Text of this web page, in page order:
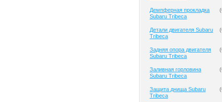
Демпферная прокладка
Subaru Tribeca
(
Детали двигателя Subaru
Tribeca
(
Задняя опора двигателя
Subaru Tribeca
(
Заливная горловина
Subaru Tribeca
(
Защита днища Subaru
Tribeca
(